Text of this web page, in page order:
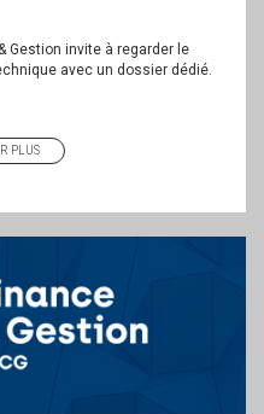
Gestion invite à regarder le
avec un dossier dédié.
PLUS